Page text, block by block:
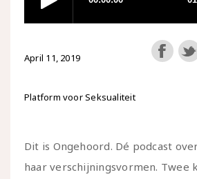
April 11, 2019
Platform voor Seksualiteit
Dit is Ongehoord. Dé podcast
haar verschijningsvormen. Twee